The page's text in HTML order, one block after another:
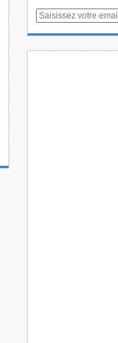
E